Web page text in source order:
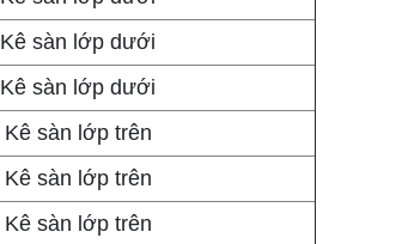
Kê sàn lớp dưới
Kê sàn lớp dưới
Kê sàn lớp trên
Kê sàn lớp trên
Kê sàn lớp trên